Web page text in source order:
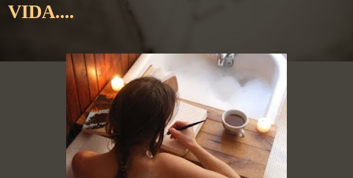
VIDA....